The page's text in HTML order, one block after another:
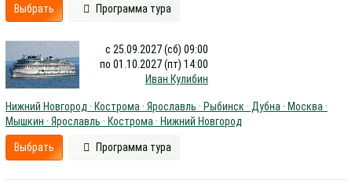
Выбрать Программа тура
с 25.09.2027 (сб) 09:00
по 01.10.2027 (пт) 14:00
Иван Кулибин
Нижний Новгород · Кострома · Ярославль · Рыбинск · Дубна · Москва ·
Мышкин · Ярославль · Кострома · Нижний Новгород
Выбрать Программа тура